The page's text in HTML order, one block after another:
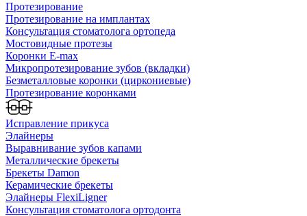
Протезирование
Протезирование на имплантах
Консультация стоматолога ортопеда
Мостовидные протезы
Коронки E-max
Микропротезирование зубов (вкладки)
Безметалловые коронки (циркониевые)
Протезирование коронками
Исправление прикуса
Элайнеры
Выравнивание зубов капами
Металлические брекеты
Брекеты Damon
Керамические брекеты
Элайнеры FlexiLigner
Консультация стоматолога ортодонта